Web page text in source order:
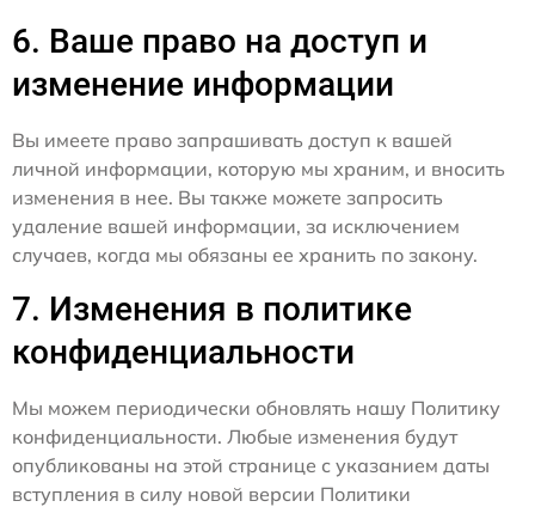
6. Ваше право на доступ и
изменение информации
Вы имеете право запрашивать доступ к вашей
личной информации, которую мы храним, и вносить
изменения в нее. Вы также можете запросить
удаление вашей информации, за исключением
случаев, когда мы обязаны ее хранить по закону.
7. Изменения в политике
конфиденциальности
Мы можем периодически обновлять нашу Политику
конфиденциальности. Любые изменения будут
опубликованы на этой странице с указанием даты
вступления в силу новой версии Политики